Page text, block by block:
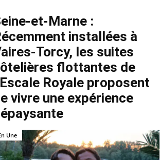
et-Marne :
installées à
Torcy, les suites
flottantes de
Royale proposent
vivre une expérience
Une